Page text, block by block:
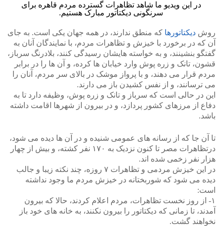
در این ویدیو ما شاهد تظاهرات گسترده مردم قاهره برای
سرنگونی دیکتاتور مبارک هستیم.
روش دیکتاتورها که منطق ندارند، در همه جهان یکی است. به جای
آن که در برخورد با خیزش و تظاهرات مردم، با نمایندگان آنان به
گفتگو بنشینند، و به خواسته هایشان رسیدگی کنند، بلادرنگ سرباز،
قشون، تانک و زره پوش وارد خیابان ها کرده، و آن ها را در برابر
مردم قرار می دهند، و با پرواز موشک در بالای سر مردم، آنان را
می ترسانند، و از نفس کشیدن باز می دارند.
این در حالی است که سرباز و تانک و زره پوش، وظیفه دارد تا به
دفاع از مرزهای کشور پردازد، و در بیرون از شهرها اقامت داشته
باشد.
تا آن جا که از رسانه های عمومی شنیده و در آن ها دیده می شود،
درتظاهرات مصر تا کنون نزدیک به ۱۷۰ نفر کشته، و بیش از چهار
هزار نفر زخمی شده اند.
در این خیزش مردمی و تظاهرات ۷ روزه، چند نکته زیبا و جالب
دیده می شود که شوربختانه در خیزش مردم ما وجود نداشته
است:
۱- از روز نخست تظاهرات، مردم اعلام کردند، حالا که بیرون
آمدند، تا زمانی که دیکتاتور را بیرون نکنند، به خانه های خود باز
نخواهند گشت.